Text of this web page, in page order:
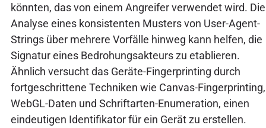
könnten, das von einem Angreifer verwendet wird. Die
Analyse eines konsistenten Musters von User-Agent-
Strings über mehrere Vorfälle hinweg kann helfen, die
Signatur eines Bedrohungsakteurs zu etablieren.
Ähnlich versucht das Geräte-Fingerprinting durch
fortgeschrittene Techniken wie Canvas-Fingerprinting,
WebGL-Daten und Schriftarten-Enumeration, einen
eindeutigen Identifikator für ein Gerät zu erstellen.